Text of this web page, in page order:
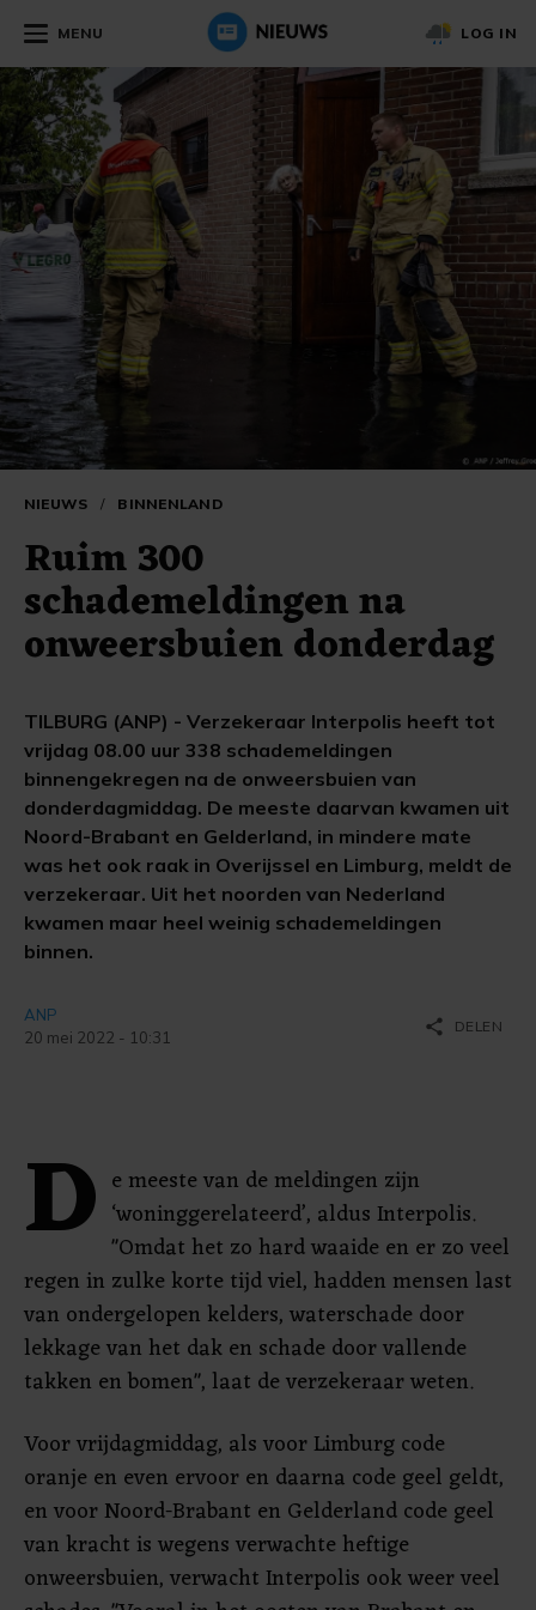
MENU LOG IN
NIEUWS / BINNENLAND
Ruim 300
schademeldingen na
onweersbuien donderdag
TILBURG (ANP) - Verzekeraar Interpolis heeft tot
vrijdag 08.00 uur 338 schademeldingen
binnengekregen na de onweersbuien van
donderdagmiddag. De meeste daarvan kwamen uit
Noord-Brabant en Gelderland, in mindere mate
was het ook raak in Overijssel en Limburg, meldt de
verzekeraar. Uit het noorden van Nederland
kwamen maar heel weinig schademeldingen
binnen.
ANP
20 mei 2022 - 10:31
share DELEN
D e meeste van de meldingen zijn
‘woninggerelateerd’, aldus Interpolis.
"Omdat het zo hard waaide en er zo veel
regen in zulke korte tijd viel, hadden mensen last
van ondergelopen kelders, waterschade door
lekkage van het dak en schade door vallende
takken en bomen", laat de verzekeraar weten.
Voor vrijdagmiddag, als voor Limburg code
oranje en even ervoor en daarna code geel geldt,
en voor Noord-Brabant en Gelderland code geel
van kracht is wegens verwachte heftige
onweersbuien, verwacht Interpolis ook weer veel